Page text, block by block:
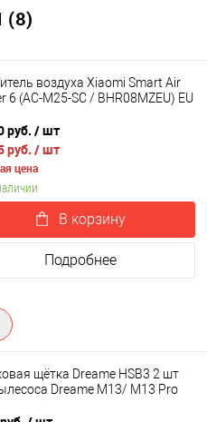
воздуха Xiaomi Smart Air
6 (AC-M25-SC / BHR08MZEU) EU
руб. / шт
руб. / шт
цена
В корзину
Подробнее
щётка Dreame HSB3 2 шт
Dreame M13/ M13 Pro